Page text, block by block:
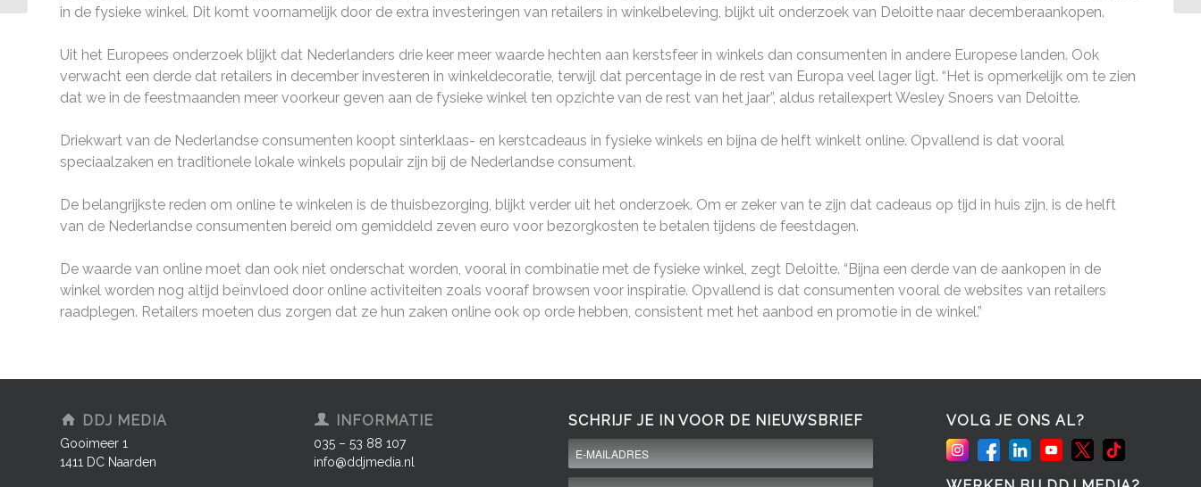
in de fysieke winkel. Dit komt voornamelijk door de extra investeringen van retailers in winkelbeleving, blijkt uit onderzoek van Deloitte naar decemberaankopen.
Uit het Europees onderzoek blijkt dat Nederlanders drie keer meer waarde hechten aan kerstsfeer in winkels dan consumenten in andere Europese landen. Ook
verwacht een derde dat retailers in december investeren in winkeldecoratie, terwijl dat percentage in de rest van Europa veel lager ligt. “Het is opmerkelijk om te zien
dat we in de feestmaanden meer voorkeur geven aan de fysieke winkel ten opzichte van de rest van het jaar”, aldus retailexpert Wesley Snoers van Deloitte.
Driekwart van de Nederlandse consumenten koopt sinterklaas- en kerstcadeaus in fysieke winkels en bijna de helft winkelt online. Opvallend is dat vooral
speciaalzaken en traditionele lokale winkels populair zijn bij de Nederlandse consument.
De belangrijkste reden om online te winkelen is de thuisbezorging, blijkt verder uit het onderzoek. Om er zeker van te zijn dat cadeaus op tijd in huis zijn, is de helft
van de Nederlandse consumenten bereid om gemiddeld zeven euro voor bezorgkosten te betalen tijdens de feestdagen.
De waarde van online moet dan ook niet onderschat worden, vooral in combinatie met de fysieke winkel, zegt Deloitte. “Bijna een derde van de aankopen in de
winkel worden nog altijd beïnvloed door online activiteiten zoals vooraf browsen voor inspiratie. Opvallend is dat consumenten vooral de websites van retailers
raadplegen. Retailers moeten dus zorgen dat ze hun zaken online ook op orde hebben, consistent met het aanbod en promotie in de winkel.”
DDJ MEDIA
Gooimeer 1
1411 DC Naarden
INFORMATIE
035 – 53 88 107
info@ddjmedia.nl
SCHRIJF JE IN VOOR DE NIEUWSBRIEF VOLG JE ONS AL?